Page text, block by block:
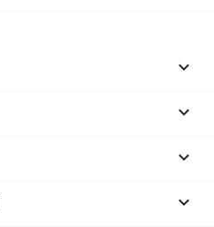



keyboard_arrow_down